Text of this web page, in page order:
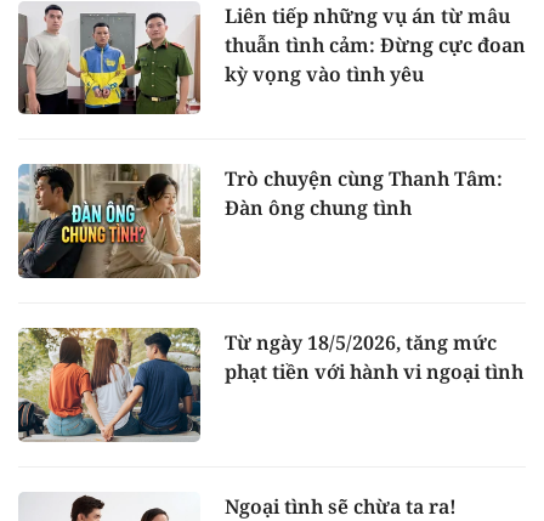
Liên tiếp những vụ án từ mâu
thuẫn tình cảm: Đừng cực đoan
kỳ vọng vào tình yêu
Trò chuyện cùng Thanh Tâm:
Đàn ông chung tình
Từ ngày 18/5/2026, tăng mức
phạt tiền với hành vi ngoại tình
Ngoại tình sẽ chừa ta ra!